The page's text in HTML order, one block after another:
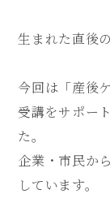
生まれた直後
今回は「産後
受講をサポー
た。
企業・市民か
しています。